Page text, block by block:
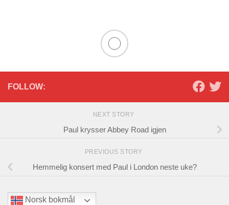
FOLLOW:
NEXT STORY
Paul krysser Abbey Road igjen
PREVIOUS STORY
Hemmelig konsert med Paul i London neste uke?
Norsk bokmål